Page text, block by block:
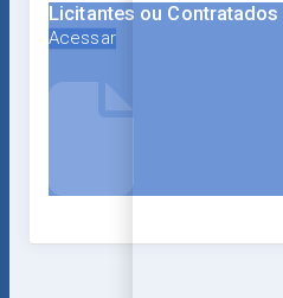
Licitantes ou
Acessar